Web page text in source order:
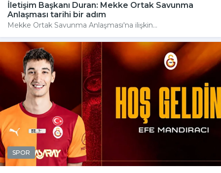
İletişim Başkanı Duran: Mekke Ortak Savunma
Anlaşması tarihi bir adım
Mekke Ortak Savunma Anlaşması'na ilişkin...
SPOR